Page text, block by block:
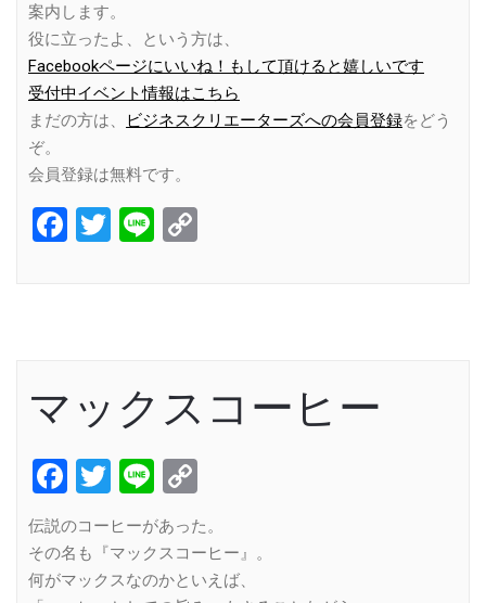
案内します。
役に立ったよ、という方は、
Facebookページにいいね！もして頂けると嬉しいです
受付中イベント情報はこちら
まだの方は、
ビジネスクリエーターズへの会員登録をどう
ぞ。
会員登録は無料です。
Facebook
Twitter
Line
マックスコーヒー
Facebook
Twitter
Line
Link
伝説のコーヒーがあった。
その名も『マックスコーヒー』。
何がマックスなのかといえば、